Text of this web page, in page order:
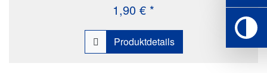
1,90 € *
Produktdetails